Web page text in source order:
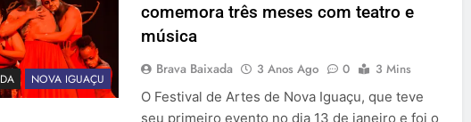
NOVA IGUAÇU
comemora três meses com teatro e
música
Brava Baixada 3 Anos Ago 0
3 Mins
O Festival de Artes de Nova Iguaçu, que teve
seu primeiro evento no dia 13 de janeiro e foi o